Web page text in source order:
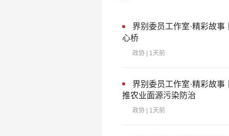
界别委员工作室·精彩故
心桥
政协 | 1天前
界别委员工作室·精彩故事
推农业面源污染防治
政协 | 1天前